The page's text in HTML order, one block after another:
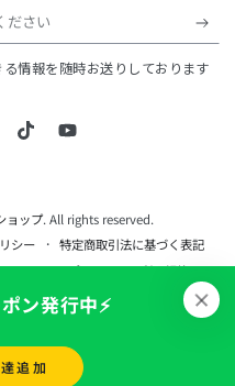
情報を随時お送りしております
TikTokYouTube
ョップ. All rights reserved.
シー
特定商取引法に基づく表記
キャンセルポリシー
利用規約
情報ン発行中⚡️
追加